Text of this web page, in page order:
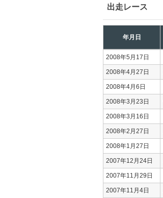
出走レース
年月日
2008年5月17日
2008年4月27日
2008年4月6日
2008年3月23日
2008年3月16日
2008年2月27日
2008年1月27日
2007年12月24日
2007年11月29日
2007年11月4日